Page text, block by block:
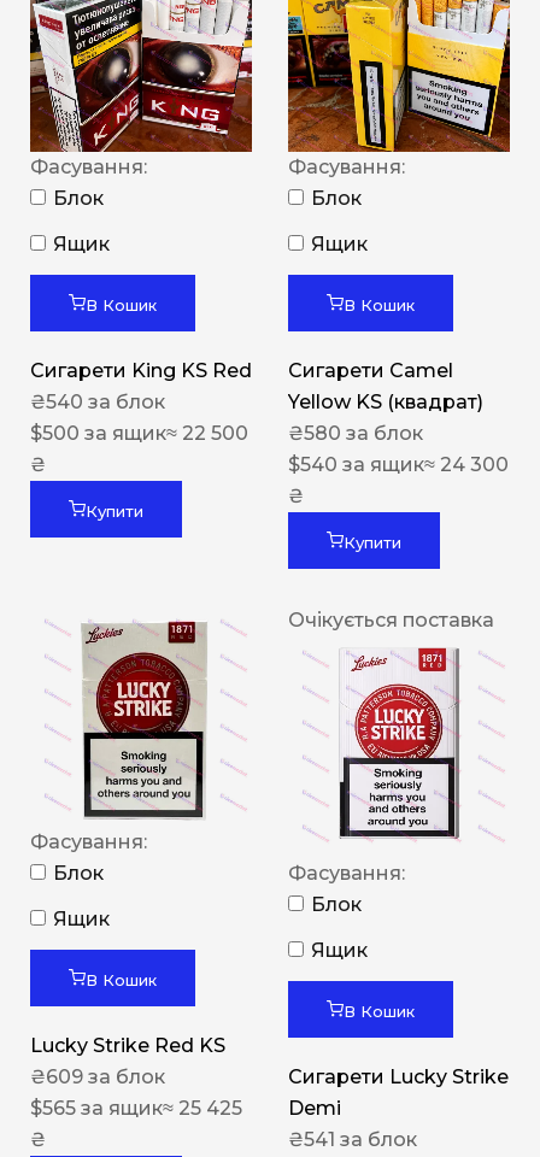
Фасування:
Блок
Ящик
В Кошик
Сигарети King KS Red
₴540 за блок
$500 за ящик≈ 22 500
₴
Купити
Фасування:
Блок
Ящик
В Кошик
Сигарети Camel
Yellow KS (квадрат)
₴580 за блок
$540 за ящик≈ 24 300
₴
Купити
Фасування:
Блок
Ящик
В Кошик
Lucky Strike Red KS
₴609 за блок
$565 за ящик≈ 25 425
₴
Очікується поставка
Фасування:
Блок
Ящик
В Кошик
Сигарети Lucky Strike
Demi
₴541 за блок